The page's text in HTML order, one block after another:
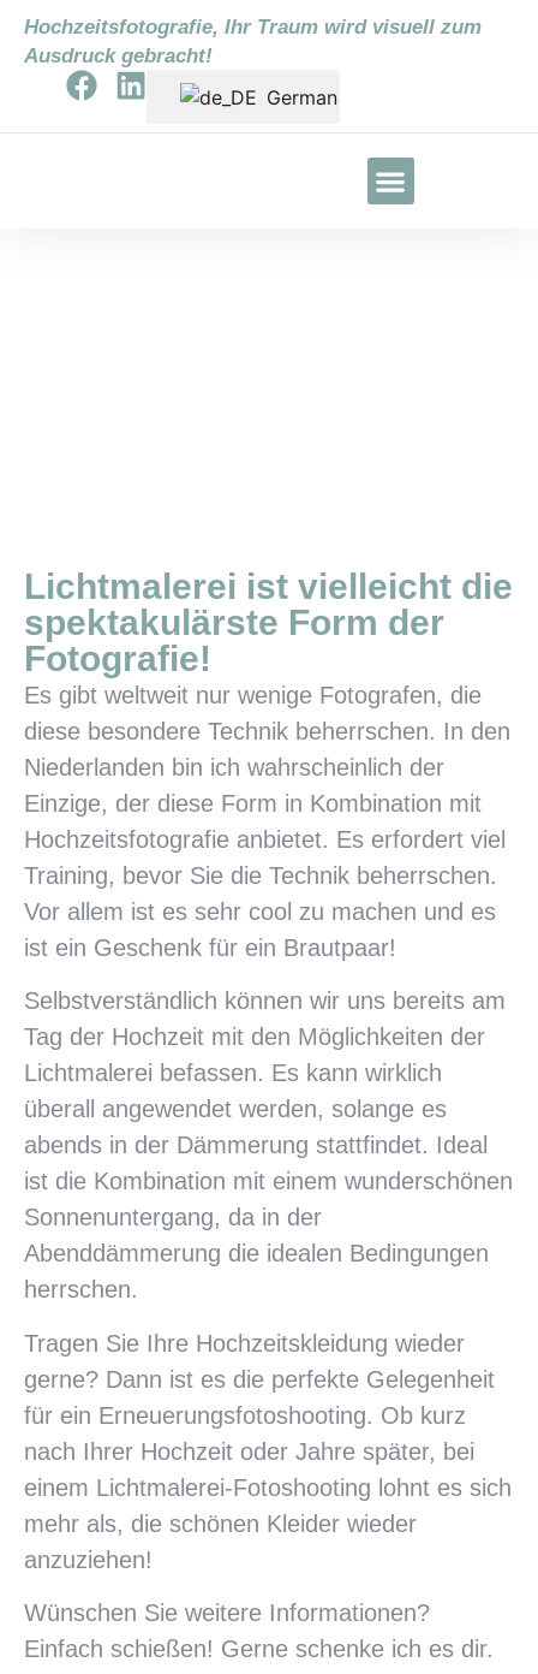
Hochzeitsfotografie, Ihr Traum wird visuell zum
Ausdruck gebracht!
German
Lichtmalerei ist vielleicht die
spektakulärste Form der
Fotografie!
Es gibt weltweit nur wenige Fotografen, die
diese besondere Technik beherrschen. In den
Niederlanden bin ich wahrscheinlich der
Einzige, der diese Form in Kombination mit
Hochzeitsfotografie anbietet. Es erfordert viel
Training, bevor Sie die Technik beherrschen.
Vor allem ist es sehr cool zu machen und es
ist ein Geschenk für ein Brautpaar!
Selbstverständlich können wir uns bereits am
Tag der Hochzeit mit den Möglichkeiten der
Lichtmalerei befassen. Es kann wirklich
überall angewendet werden, solange es
abends in der Dämmerung stattfindet. Ideal
ist die Kombination mit einem wunderschönen
Sonnenuntergang, da in der
Abenddämmerung die idealen Bedingungen
herrschen.
Tragen Sie Ihre Hochzeitskleidung wieder
gerne? Dann ist es die perfekte Gelegenheit
für ein Erneuerungsfotoshooting. Ob kurz
nach Ihrer Hochzeit oder Jahre später, bei
einem Lichtmalerei-Fotoshooting lohnt es sich
mehr als, die schönen Kleider wieder
anzuziehen!
Wünschen Sie weitere Informationen?
Einfach schießen! Gerne schenke ich es dir.